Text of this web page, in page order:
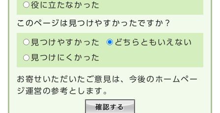
役に立たなかった
このページは見つけやすかったですか？
見つけやすかった
どちらともいえない
見つけにくかった
お寄せいただいたご意見は、今後のホームペー
ジ運営の参考とします。